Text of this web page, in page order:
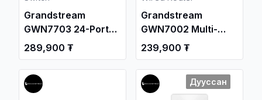
Grandstream
GWN7703 24-Port
Gigabit Unmanaged
Network Switch /
Свич салаалагч ,
Сүлжээний
289,900 ₮
Grandstream
GWN7002 Multi-
WAN Gigabit SFP
VPN Router / Свич
салаалагч ,
Сүлжээний
239,900 ₮
Дууссан